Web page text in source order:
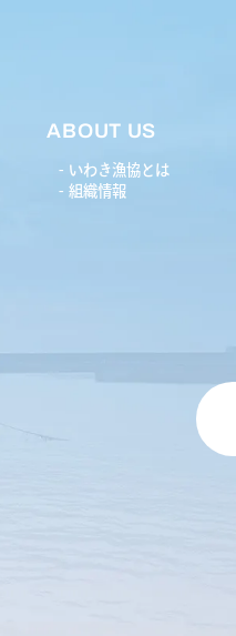
ABOUT US
いわき漁協とは
組織情報